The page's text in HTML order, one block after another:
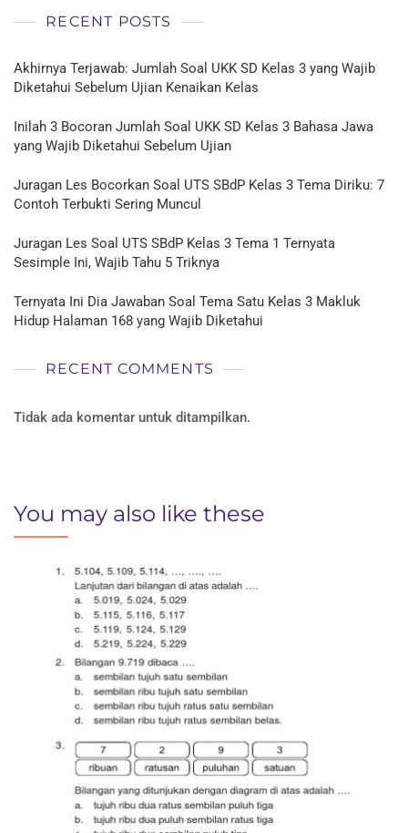
RECENT POSTS
Akhirnya Terjawab: Jumlah Soal UKK SD Kelas 3 yang Wajib
Diketahui Sebelum Ujian Kenaikan Kelas
Inilah 3 Bocoran Jumlah Soal UKK SD Kelas 3 Bahasa Jawa
yang Wajib Diketahui Sebelum Ujian
Juragan Les Bocorkan Soal UTS SBdP Kelas 3 Tema Diriku: 7
Contoh Terbukti Sering Muncul
Juragan Les Soal UTS SBdP Kelas 3 Tema 1 Ternyata
Sesimple Ini, Wajib Tahu 5 Triknya
Ternyata Ini Dia Jawaban Soal Tema Satu Kelas 3 Makluk
Hidup Halaman 168 yang Wajib Diketahui
RECENT COMMENTS
Tidak ada komentar untuk ditampilkan.
You may also like these